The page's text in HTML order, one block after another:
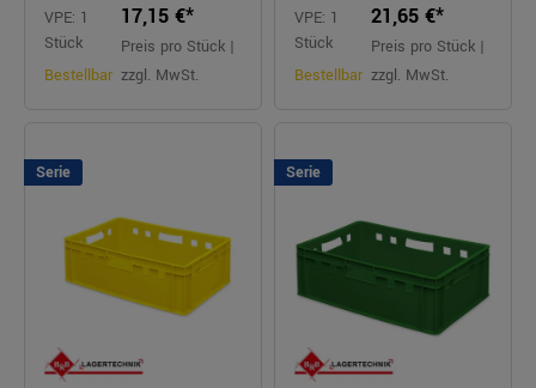
VPE: 1
Stück
Bestellbar
17,15 €*
Preis pro Stück |
zzgl. MwSt.
VPE: 1
Stück
Bestellbar
21,65 €*
Preis pro Stück |
zzgl. MwSt.
Serie Serie